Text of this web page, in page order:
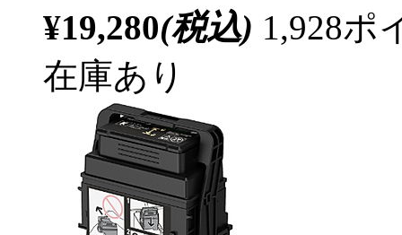
¥19,280(税込) 1,928ポ
在庫あり